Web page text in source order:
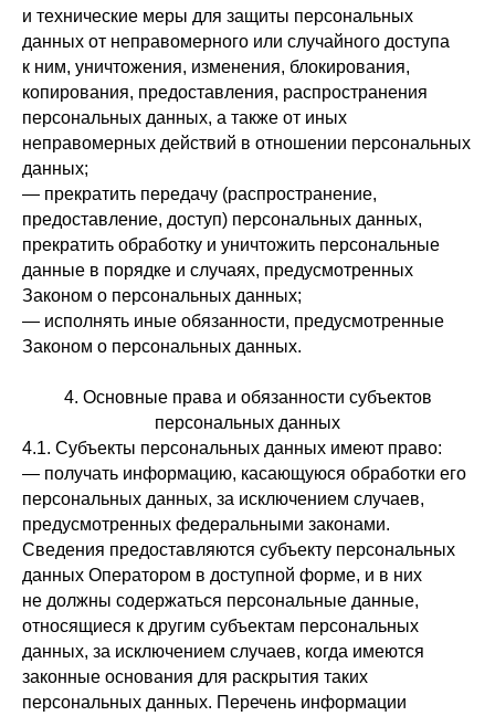
и технические меры для защиты персональных
данных от неправомерного или случайного доступа
к ним, уничтожения, изменения, блокирования,
копирования, предоставления, распространения
персональных данных, а также от иных
неправомерных действий в отношении персональных
данных;
— прекратить передачу (распространение,
предоставление, доступ) персональных данных,
прекратить обработку и уничтожить персональные
данные в порядке и случаях, предусмотренных
Законом о персональных данных;
— исполнять иные обязанности, предусмотренные
Законом о персональных данных.
4. Основные права и обязанности субъектов
персональных данных
4.1. Субъекты персональных данных имеют право:
— получать информацию, касающуюся обработки его
персональных данных, за исключением случаев,
предусмотренных федеральными законами.
Сведения предоставляются субъекту персональных
данных Оператором в доступной форме, и в них
не должны содержаться персональные данные,
относящиеся к другим субъектам персональных
данных, за исключением случаев, когда имеются
законные основания для раскрытия таких
персональных данных. Перечень информации